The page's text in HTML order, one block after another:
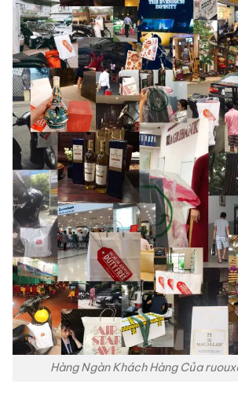
Hàng Ngàn Khách Hàng Của